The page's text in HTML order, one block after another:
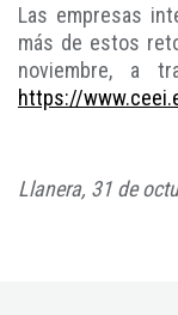
Las empresas
más de estos
noviembre, a
https://
Llanera, 31 de